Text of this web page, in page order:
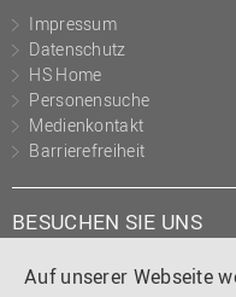
Auf unserer Webseite
Transfer- und
Innovationsmanagement
Impressum
Datenschutz
HS Home
Personensuche
Medienkontakt
Barrierefreiheit
BESUCHEN SIE UNS
Instagram
Tiktok